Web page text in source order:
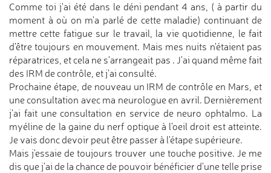
Comme toi j'ai été dans le déni pendant 4 ans, ( à partir du
moment à où on m'a parlé de cette maladie) continuant de
mettre cette fatigue sur le travail, la vie quotidienne, le fait
d'être toujours en mouvement. Mais mes nuits n'étaient pas
réparatrices, et cela ne s'arrangeait pas . J'ai quand même fait
des IRM de contrôle, et j'ai consulté.
Prochaine étape, de nouveau un IRM de contrôle en Mars, et
une consultation avec ma neurologue en avril. Dernièrement
j'ai fait une consultation en service de neuro ophtalmo. La
myéline de la gaine du nerf optique à l'oeil droit est atteinte.
Je vais donc devoir peut être passer à l'étape supérieure.
Mais j'essaie de toujours trouver une touche positive. Je me
dis que j'ai de la chance de pouvoir bénéficier d'une telle prise